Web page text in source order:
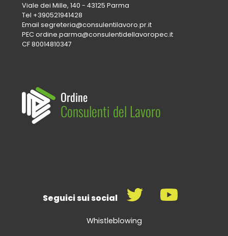
Viale dei Mille, 140 - 43125 Parma
Tel +390521941428
Emailsegreteria@consulentilavoro.pr.it
PECordine.parma@consulentidellavoropec.it
CF 80014810347
Ordine
Consulenti del Lavoro
Seguici sui social
Whistleblowing